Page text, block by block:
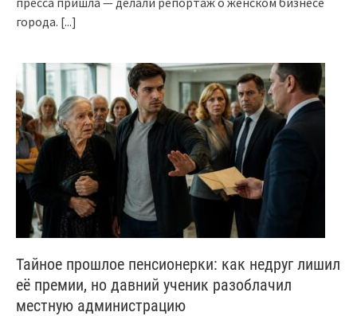
города. [...]
Тайное прошлое пенсионерки: как недруг лишил
её премии, но давний ученик разоблачил
местную администрацию